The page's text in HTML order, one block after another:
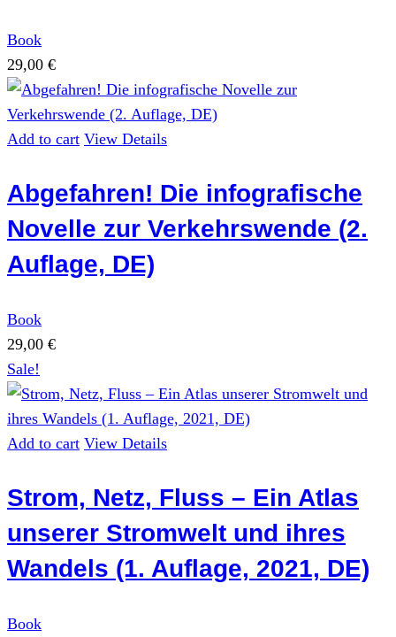
Book
29,00 €
Add to cart View Details
Abgefahren! Die infografische
Novelle zur Verkehrswende (2.
Auflage, DE)
Book
29,00 €
Sale!
Add to cart View Details
Strom, Netz, Fluss – Ein Atlas
unserer Stromwelt und ihres
Wandels (1. Auflage, 2021, DE)
Book